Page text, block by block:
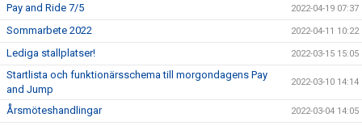
Pay and Ride 7/5 2022-04-19 07:37
Sommarbete 2022 2022-04-11 10:22
Lediga stallplatser! 2022-03-15 15:05
Startlista och funktionärsschema till morgondagens Pay
and Jump
2022-03-10 14:14
Årsmöteshandlingar 2022-03-04 14:05